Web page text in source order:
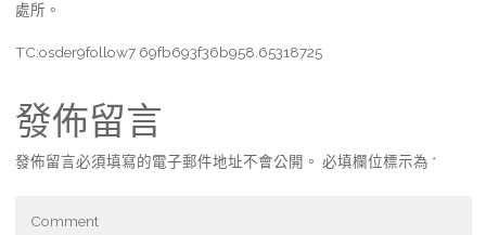
處所。
TC:osder9follow7 69fb693f36b958.65318725
發佈留言
發佈留言必須填寫的電子郵件地址不會公開。 必填欄位標示為 *